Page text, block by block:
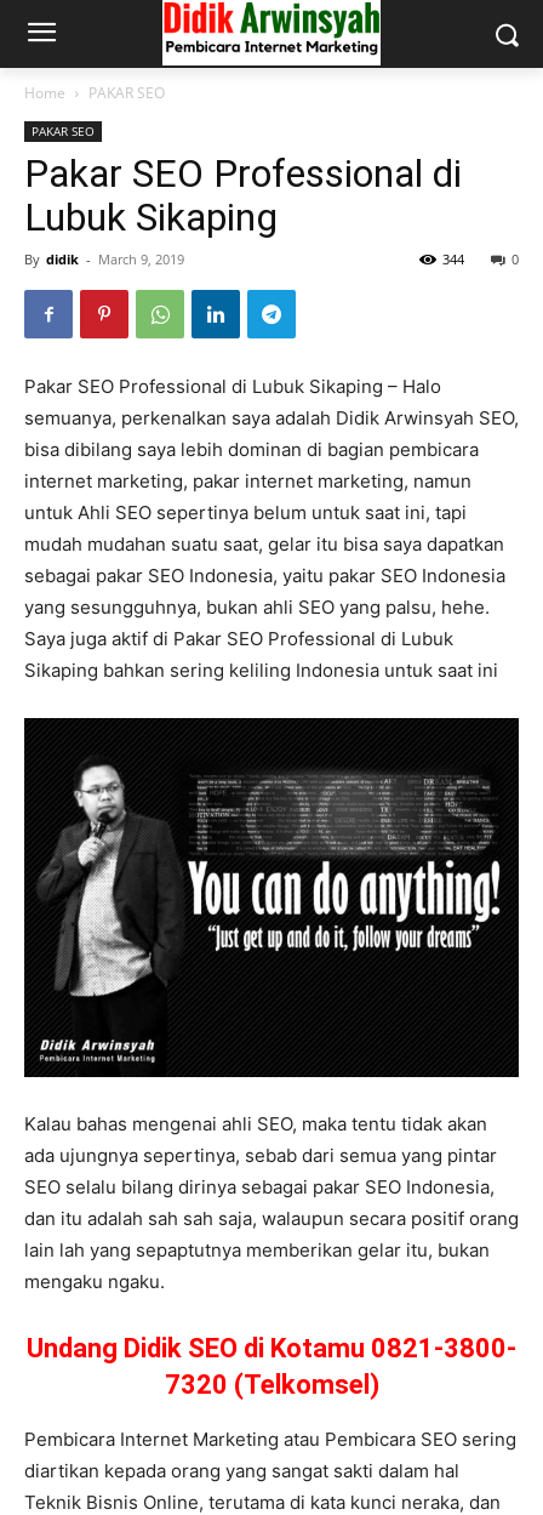
Home PAKAR SEO
PAKAR SEO
Pakar SEO Professional di
Lubuk Sikaping
By didik - March 9, 2019 0
344
Pakar SEO Professional di Lubuk Sikaping – Halo
semuanya, perkenalkan saya adalah Didik Arwinsyah SEO,
bisa dibilang saya lebih dominan di bagian pembicara
internet marketing, pakar internet marketing, namun
untuk Ahli SEO sepertinya belum untuk saat ini, tapi
mudah mudahan suatu saat, gelar itu bisa saya dapatkan
sebagai pakar SEO Indonesia, yaitu pakar SEO Indonesia
yang sesungguhnya, bukan ahli SEO yang palsu, hehe.
Saya juga aktif di Pakar SEO Professional di Lubuk
Sikaping bahkan sering keliling Indonesia untuk saat ini
Kalau bahas mengenai ahli SEO, maka tentu tidak akan
ada ujungnya sepertinya, sebab dari semua yang pintar
SEO selalu bilang dirinya sebagai pakar SEO Indonesia,
dan itu adalah sah sah saja, walaupun secara positif orang
lain lah yang sepaptutnya memberikan gelar itu, bukan
mengaku ngaku.
Undang Didik SEO di Kotamu 0821-3800-
7320 (Telkomsel)
Pembicara Internet Marketing atau Pembicara SEO sering
diartikan kepada orang yang sangat sakti dalam hal
Teknik Bisnis Online, terutama di kata kunci neraka, dan